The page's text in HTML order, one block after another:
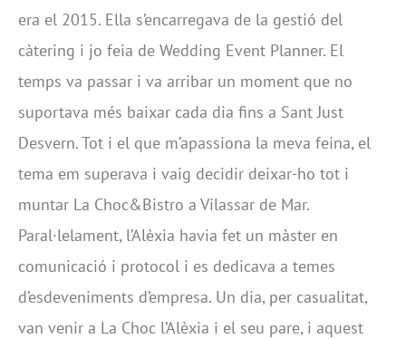
era el 2015. Ella s’encarregava de la gestió del
càtering i jo feia de Wedding Event Planner. El
temps va passar i va arribar un moment que no
suportava més baixar cada dia fins a Sant Just
Desvern. Tot i el que m’apassiona la meva feina, el
tema em superava i vaig decidir deixar-ho tot i
muntar La Choc&Bistro a Vilassar de Mar.
Paral·lelament, l’Alèxia havia fet un màster en
comunicació i protocol i es dedicava a temes
d’esdeveniments d’empresa. Un dia, per casualitat,
van venir a La Choc l’Alèxia i el seu pare, i aquest